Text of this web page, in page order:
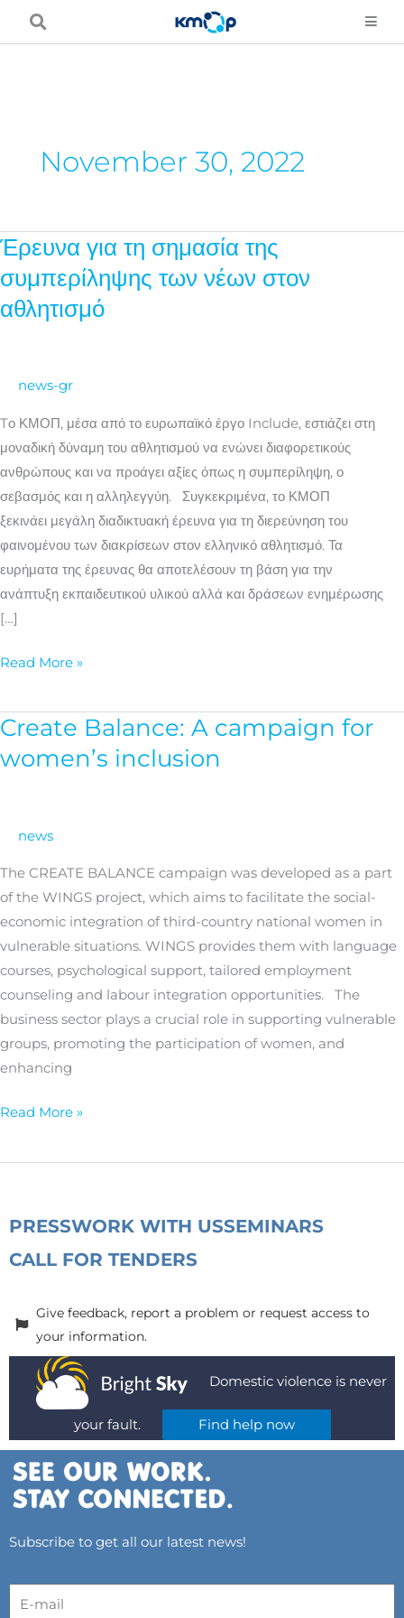
November 30, 2022
Έρευνα για τη σημασία της
συμπερίληψης των νέων στον
αθλητισμό
news-gr
Tο ΚΜΟΠ, μέσα από το ευρωπαϊκό έργο Include, εστιάζει στη
μοναδική δύναμη του αθλητισμού να ενώνει διαφορετικούς
ανθρώπους και να προάγει αξίες όπως η συμπερίληψη, ο
σεβασμός και η αλληλεγγύη. Συγκεκριμένα, το ΚΜΟΠ
ξεκινάει μεγάλη διαδικτυακή έρευνα για τη διερεύνηση του
φαινομένου των διακρίσεων στον ελληνικό αθλητισμό. Τα
ευρήματα της έρευνας θα αποτελέσουν τη βάση για την
ανάπτυξη εκπαιδευτικού υλικού αλλά και δράσεων ενημέρωσης
[…]
Έρευνα
τη
σημασία
των
Read More »
Create Balance: A campaign for
women’s inclusion
news
The CREATE BALANCE campaign was developed as a part
of the WINGS project, which aims to facilitate the social-
economic integration of third-country national women in
vulnerable situations. WINGS provides them with language
courses, psychological support, tailored employment
counseling and labour integration opportunities. The
business sector plays a crucial role in supporting vulnerable
groups, promoting the participation of women, and
enhancing
Create
women’s
inclusion
Read More »
PRESSWORK WITH USSEMINARS
CALL FOR TENDERS
Give feedback, report a problem or request access to
your information.
Domestic violence is never
your fault. Find help now
Subscribe to get all our latest news!